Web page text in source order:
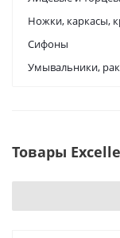
Ножки, каркасы,
Сифоны
Умывальники,
Товары